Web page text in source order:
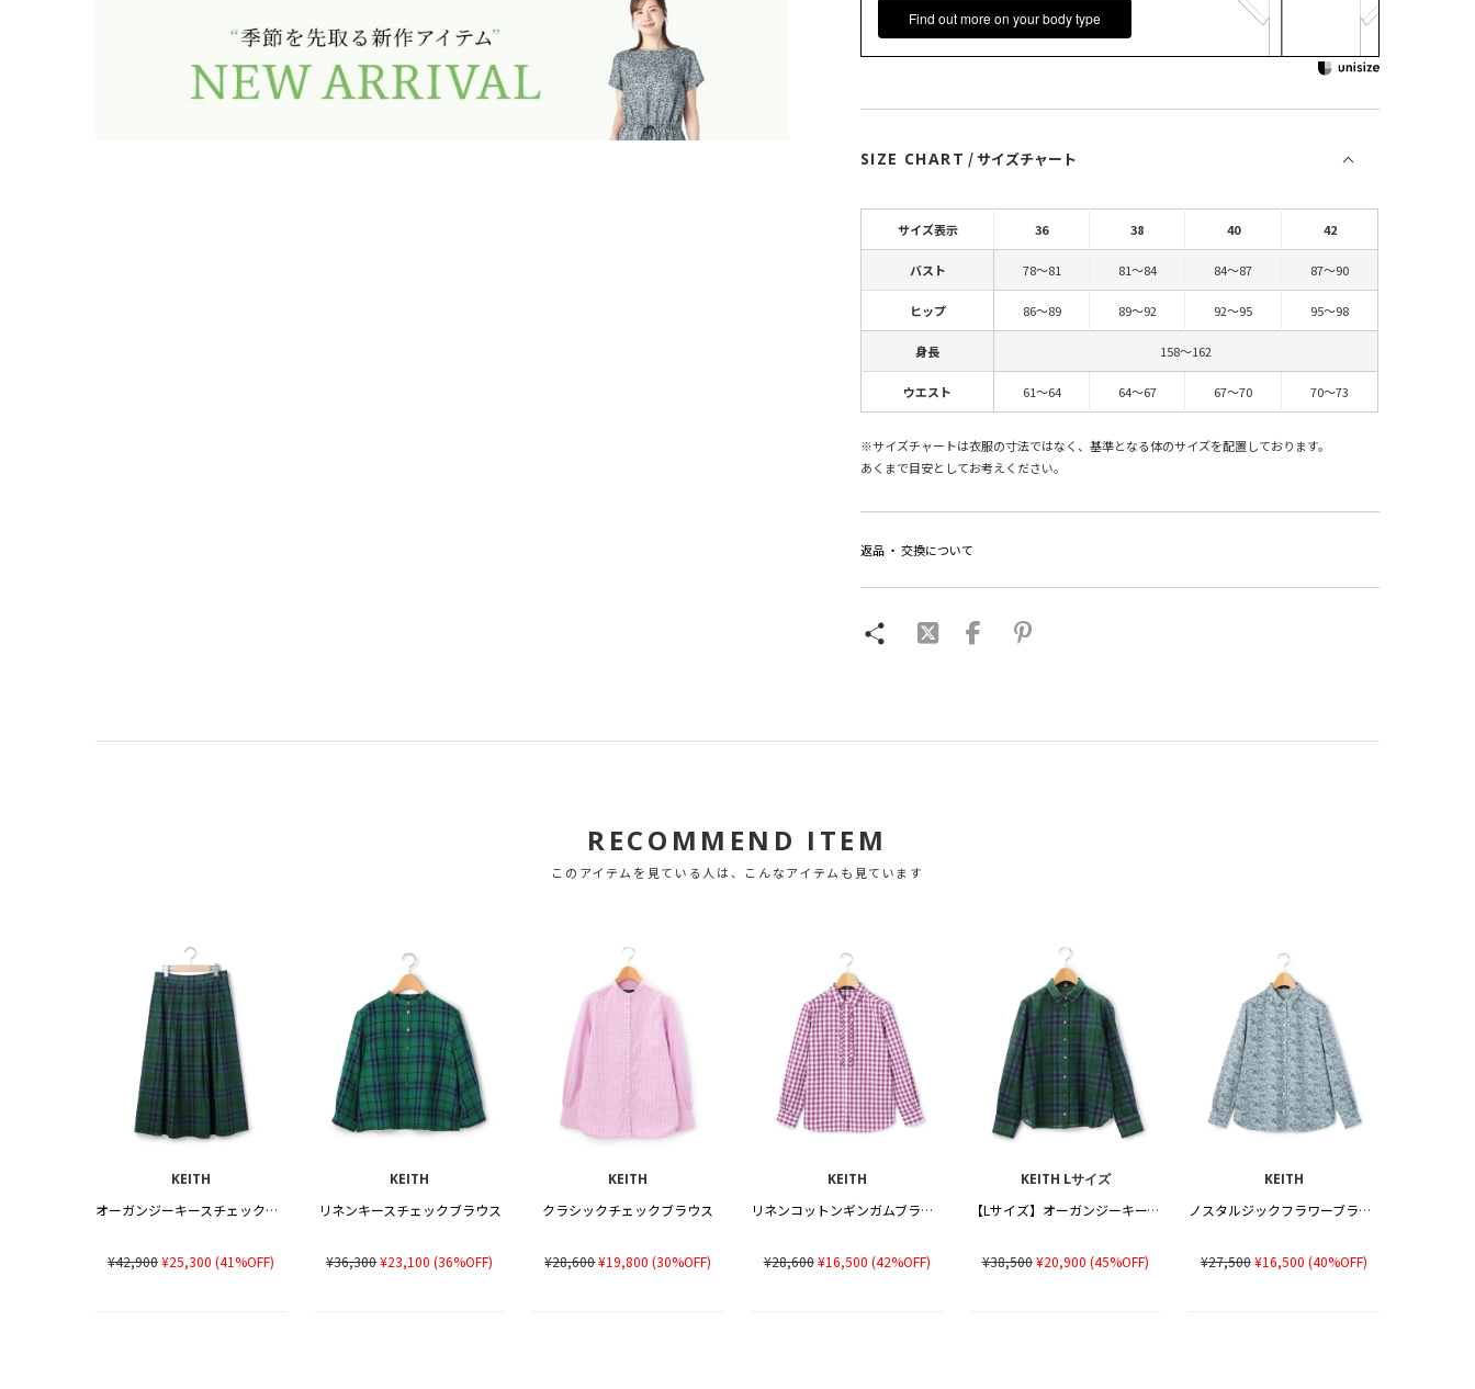
Find out more on your body type
SIZE CHART / サイズチャート
サイズ表示 36 38 40 42
バスト 78～81 81～84 84～87 87～90
ヒップ 86～89 89～92 92～95 95～98
身長 158～162
ウエスト 61～64 64～67 67～70 70～73
※サイズチャートは衣服の寸法ではなく、基準となる体のサイズを配置しております。
あくまで目安としてお考えください。
返品 ・ 交換について
RECOMMEND ITEM
このアイテムを見ている人は、こんなアイテムも見ています
KEITH
オーガンジーキースチェックスカート
¥42,900¥25,300 (41%OFF)
KEITH
リネンキースチェックブラウス
¥36,300¥23,100 (36%OFF)
KEITH
クラシックチェックブラウス
¥28,600¥19,800 (30%OFF)
KEITH
リネンコットンギンガムブラウス
¥28,600 ¥16,500 (42%OFF)
KEITH Lサイズ
【Lサイズ】オーガンジーキースチェックブラウス
¥38,500¥20,900 (45%OFF)
KEITH
ノスタルジックフラワーブラウス
¥27,500¥16,500 (40%OFF)